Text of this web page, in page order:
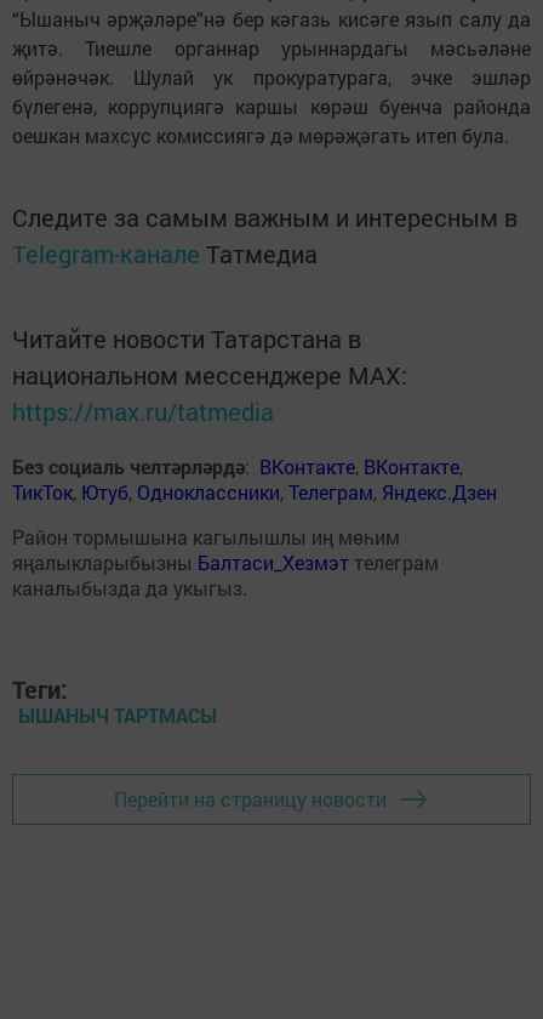
“Ышаныч әрҗәләре”нә бер кәгазь кисәге язып салу да
җитә. Тиешле органнар урыннардагы мәсьәләне
өйрәнәчәк. Шулай ук прокуратурага, эчке эшләр
бүлегенә, коррупциягә каршы көрәш буенча районда
оешкан махсус комиссиягә дә мөрәҗәгать итеп була.
Следите за самым важным и интересным в
Telegram-канале Татмедиа
Читайте новости Татарстана в
национальном мессенджере MАХ:
https://max.ru/tatmedia
Без социаль челтәрләрдә: ВКонтакте, ВКонтакте,
ТикТок, Ютуб, Одноклассники,Телеграм, Яндекс.Дзен
Район тормышына кагылышлы иң мөһим
яңалыкларыбызны Балтаси_Хезмэт телеграм
каналыбызда да укыгыз.
Теги:
ЫШАНЫЧ ТАРТМАСЫ
Перейти на страницу новости